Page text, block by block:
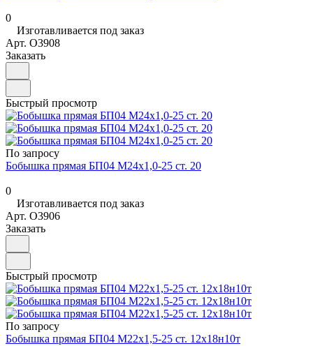
0
Изготавливается под заказ
Арт. O3908
Заказать
Быстрый просмотр
По запросу
Бобышка прямая БП04 М24х1,0-25 ст. 20
0
Изготавливается под заказ
Арт. O3906
Заказать
Быстрый просмотр
По запросу
Бобышка прямая БП04 М22х1,5-25 ст. 12х18н10т